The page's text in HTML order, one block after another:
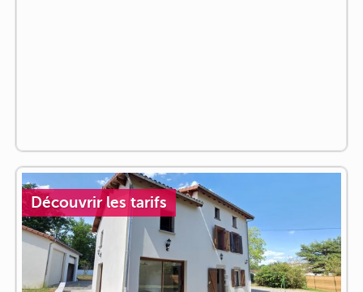
Découvrir les tarifs